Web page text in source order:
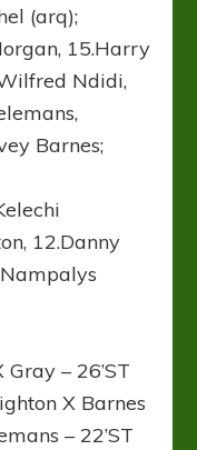
(arq);
15.Harry
Ndidi,
Barnes;
12.Danny
– 26’ST
X Barnes
– 22’ST